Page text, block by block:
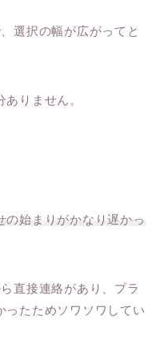
選択の幅が広がってと
りません。
の始まりがかなり遅かっ
直接連絡があり、プラ
ったためソワソワしてい